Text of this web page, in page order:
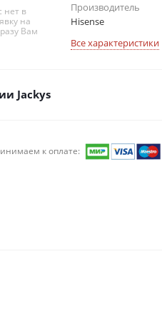
нет в
на
Вам
Производитель
Hisense
Все характеристики
Jackys
к оплате: